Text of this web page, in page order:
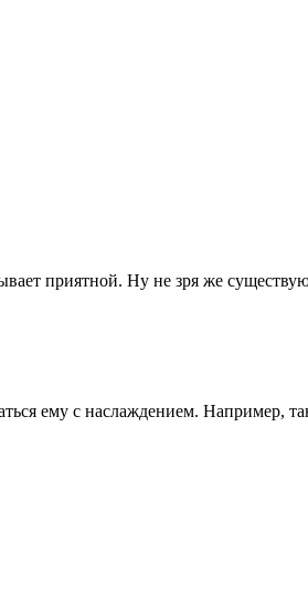
приятной. Ну не зря же
ему с наслаждением. Например,